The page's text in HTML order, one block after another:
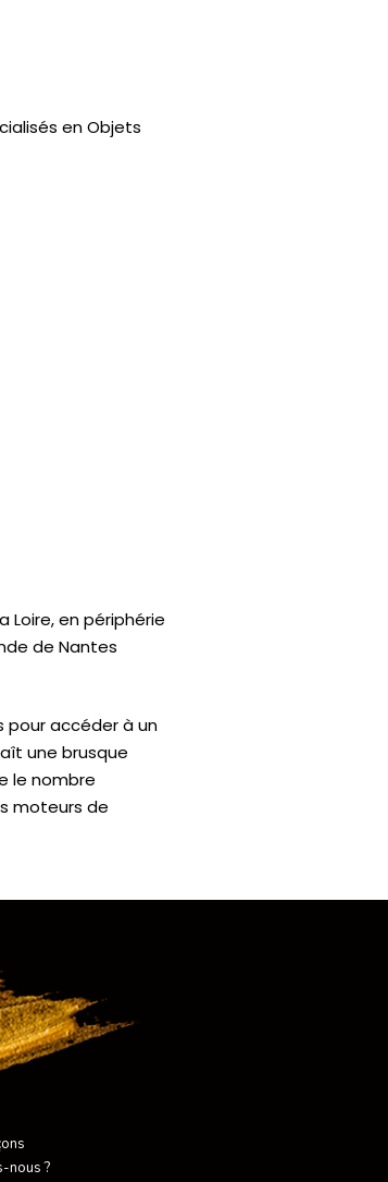
en Objets
Loire, en périphérie
de Nantes
pour accéder à un
une brusque
le nombre
moteurs de
nous ?